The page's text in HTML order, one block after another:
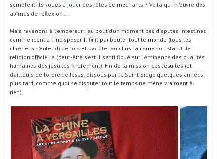
semblent-ils voués à jouer des rôles de méchants ? Voilà qui m’ouvre des
abîmes de réflexion…
Mais revenons à l’empereur : au bout d’un moment ces disputes intestines
commencent à l’indisposer. Il finit par bouter tout le monde (tous les
chrétiens s’entend) dehors et par ôter au christianisme son statut de
religion officielle (peut-être s’est il senti floué sur l’éminence des qualités
humaines des jésuites finalement). Fin de la mission des Jésuites (et
d’ailleurs de l’ordre de Jésus, dissous par le Saint-Siège quelques années
plus tard, comme quoi se disputer tout le temps ne mène vraiment à
rien).